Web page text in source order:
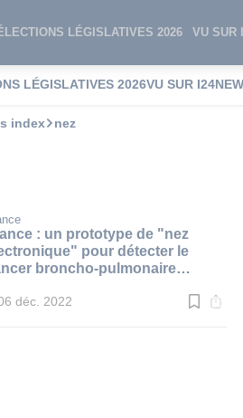
ÉLECTIONS LÉGISLATIVES 2026 VU SUR
LÉGISLATIVES 2026VU SUR
index nez
: un prototype de "nez
pour détecter le
broncho-pulmonaire
déc. 2022